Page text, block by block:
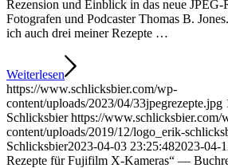
Rezension und Einblick in das neue JPEG-
Fotografen und Podcaster Thomas B.
ich auch drei meiner Rezepte …
Weiterlesen
https://www.schlicksbier.com/wp-
content/uploads/2023/04/33jpegrezepte.jpg
Schlicksbier https://www.schlicksbier.com/
content/uploads/2019/12/logo_erik-
Schlicksbier2023-04-03 23:25:482023-04-
Rezepte für Fujifilm X-Kameras“ —